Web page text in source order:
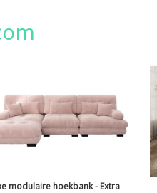
modulaire hoekbank - Extra